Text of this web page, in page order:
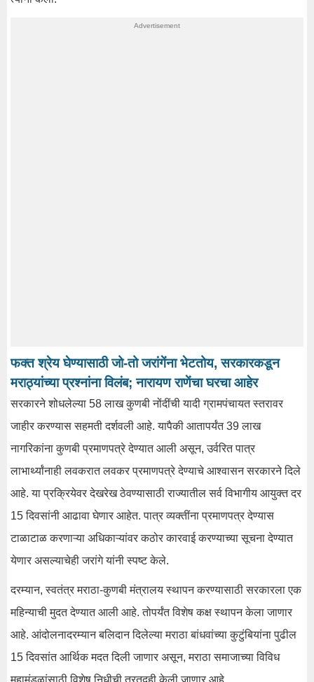
फक्त श्रेय घेण्यासाठी जो-तो जरांगेंना भेटतोय, सरकारकडून
मराठ्यांच्या प्रश्नांना विलंब; नारायण राणेंचा घरचा आहेर
सरकारने शोधलेल्या 58 लाख कुणबी नोंदींची यादी ग्रामपंचायत स्तरावर
जाहीर करण्यास सहमती दर्शवली आहे. यापैकी आतापर्यंत 39 लाख
नागरिकांना कुणबी प्रमाणपत्रे देण्यात आली असून, उर्वरित पात्र
लाभार्थ्यांनाही लवकरात लवकर प्रमाणपत्रे देण्याचे आश्वासन सरकारने दिले
आहे. या प्रक्रियेवर देखरेख ठेवण्यासाठी राज्यातील सर्व विभागीय आयुक्त दर
15 दिवसांनी आढावा घेणार आहेत. पात्र व्यक्तींना प्रमाणपत्र देण्यास
टाळाटाळ करणाऱ्या अधिकाऱ्यांवर कठोर कारवाई करण्याच्या सूचना देण्यात
येणार असल्याचेही जरांगे यांनी स्पष्ट केले.
दरम्यान, स्वतंत्र मराठा-कुणबी मंत्रालय स्थापन करण्यासाठी सरकारला एक
महिन्याची मुदत देण्यात आली आहे. तोपर्यंत विशेष कक्ष स्थापन केला जाणार
आहे. आंदोलनादरम्यान बलिदान दिलेल्या मराठा बांधवांच्या कुटुंबियांना पुढील
15 दिवसांत आर्थिक मदत दिली जाणार असून, मराठा समाजाच्या विविध